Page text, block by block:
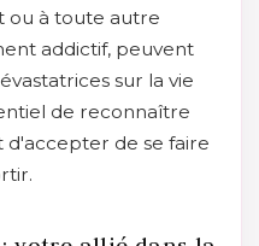
ou à toute autre
addictif, peuvent
sur la vie
de reconnaître
de se faire